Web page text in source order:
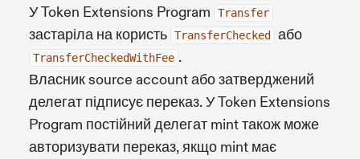
У Token Extensions Program
Transfer
застаріла на користь TransferChecked або
TransferCheckedWithFee .
Власник source account або затверджений
делегат підписує переказ. У Token Extensions
Program постійний делегат mint також може
авторизувати переказ, якщо mint має